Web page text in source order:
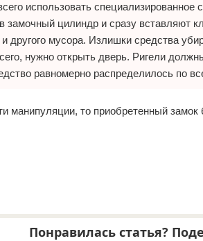
использовать
замочный цилиндр и сразу вставляют
другого мусора. Излишки средства
нужно открыть дверь. Ригели
равномерно распределилось по
манипуляции, то приобретенный
Понравилась статья?